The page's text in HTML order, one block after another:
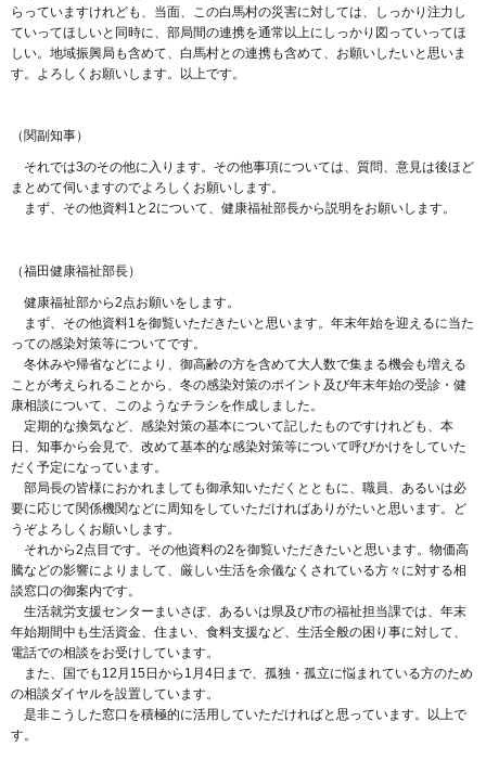
らっていますけれども、当面、この白馬村の災害に対しては、しっかり注力し
ていってほしいと同時に、部局間の連携を通常以上にしっかり図っていってほ
しい。地域振興局も含めて、白馬村との連携も含めて、お願いしたいと思いま
す。よろしくお願いします。以上です。
（関副知事）
それでは3のその他に入ります。その他事項については、質問、意見は後ほど
まとめて伺いますのでよろしくお願いします。
まず、その他資料1と2について、健康福祉部長から説明をお願いします。
（福田健康福祉部長）
健康福祉部から2点お願いをします。
まず、その他資料1を御覧いただきたいと思います。年末年始を迎えるに当た
っての感染対策等についてです。
冬休みや帰省などにより、御高齢の方を含めて大人数で集まる機会も増える
ことが考えられることから、冬の感染対策のポイント及び年末年始の受診・健
康相談について、このようなチラシを作成しました。
定期的な換気など、感染対策の基本について記したものですけれども、本
日、知事から会見で、改めて基本的な感染対策等について呼びかけをしていた
だく予定になっています。
部局長の皆様におかれましても御承知いただくとともに、職員、あるいは必
要に応じて関係機関などに周知をしていただければありがたいと思います。ど
うぞよろしくお願いします。
それから2点目です。その他資料の2を御覧いただきたいと思います。物価高
騰などの影響によりまして、厳しい生活を余儀なくされている方々に対する相
談窓口の御案内です。
生活就労支援センターまいさぽ、あるいは県及び市の福祉担当課では、年末
年始期間中も生活資金、住まい、食料支援など、生活全般の困り事に対して、
電話での相談をお受けしています。
また、国でも12月15日から1月4日まで、孤独・孤立に悩まれている方のため
の相談ダイヤルを設置しています。
是非こうした窓口を積極的に活用していただければと思っています。以上で
す。